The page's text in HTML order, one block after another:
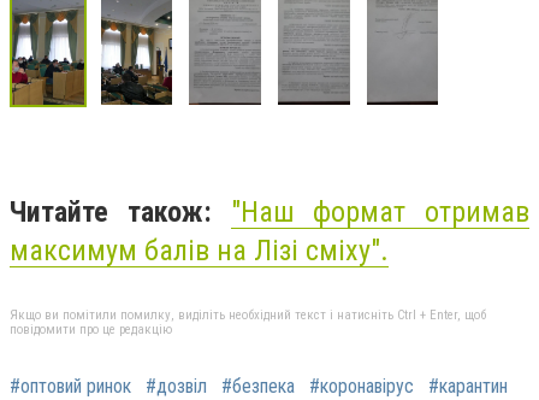
Читайте також: "Наш формат отримав
максимум балів на Лізі сміху".
Якщо ви помітили помилку, виділіть необхідний текст і натисніть Ctrl + Enter, щоб
повідомити про це редакцію
#оптовий ринок #дозвіл #безпека #коронавірус #карантин